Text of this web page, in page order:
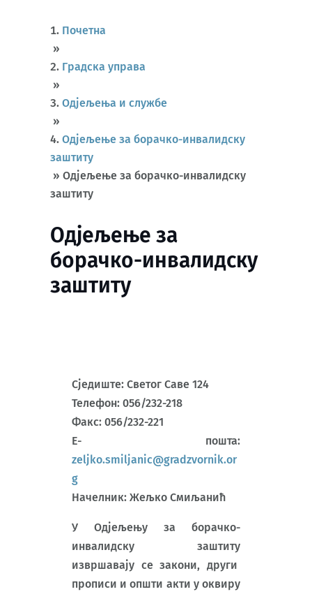
Почетна
»
Градска управа
»
Одјељења и службе
»
Одјељење за борачко-инвалидску
заштиту
»Одјељење за борачко-инвалидску
заштиту
Одјељење за
борачко-инвалидску
заштиту
Сједиште: Светог Саве 124
Телефон: 056/232-218
Факс: 056/232-221
Е- пошта:
zeljko.smiljanic@gradzvornik.or
g
Начелник: Жељко Смиљанић
У Одјељењу за борачко-
инвалидску заштиту
извршавају се закони, други
прописи и општи акти у оквиру